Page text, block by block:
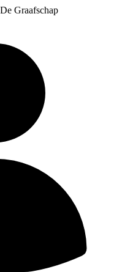
Graafschap